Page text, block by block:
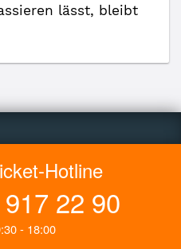
lässt, bleibt
Hotline
22 90
- 18:00